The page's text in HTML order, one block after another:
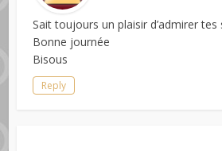
Sait toujours un plaisir d’admirer
Bonne journée
Bisous
Reply